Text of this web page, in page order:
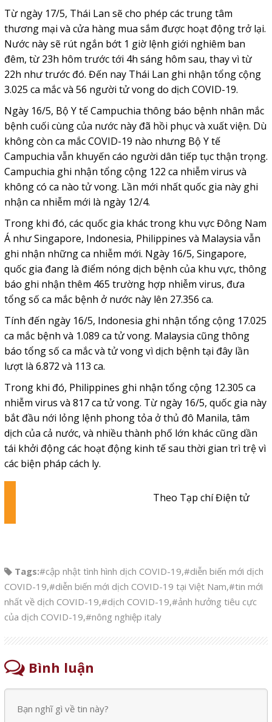
Từ ngày 17/5, Thái Lan sẽ cho phép các trung tâm
thương mại và cửa hàng mua sắm được hoạt động trở lại.
Nước này sẽ rút ngắn bớt 1 giờ lệnh giới nghiêm ban
đêm, từ 23h hôm trước tới 4h sáng hôm sau, thay vì từ
22h như trước đó. Đến nay Thái Lan ghi nhận tổng cộng
3.025 ca mắc và 56 người tử vong do dịch COVID-19.
Ngày 16/5, Bộ Y tế Campuchia thông báo bệnh nhân mắc
bệnh cuối cùng của nước này đã hồi phục và xuất viện. Dù
không còn ca mắc COVID-19 nào nhưng Bộ Y tế
Campuchia vẫn khuyến cáo người dân tiếp tục thận trọng.
Campuchia ghi nhận tổng cộng 122 ca nhiễm virus và
không có ca nào tử vong. Lần mới nhất quốc gia này ghi
nhận ca nhiễm mới là ngày 12/4.
Trong khi đó, các quốc gia khác trong khu vực Đông Nam
Á như Singapore, Indonesia, Philippines và Malaysia vẫn
ghi nhận những ca nhiễm mới. Ngày 16/5, Singapore,
quốc gia đang là điểm nóng dịch bệnh của khu vực, thông
báo ghi nhận thêm 465 trường hợp nhiễm virus, đưa
tổng số ca mắc bệnh ở nước này lên 27.356 ca.
Tính đến ngày 16/5, Indonesia ghi nhận tổng cộng 17.025
ca mắc bệnh và 1.089 ca tử vong. Malaysia cũng thông
báo tổng số ca mắc và tử vong vì dịch bệnh tại đây lần
lượt là 6.872 và 113 ca.
Trong khi đó, Philippines ghi nhận tổng cộng 12.305 ca
nhiễm virus và 817 ca tử vong. Từ ngày 16/5, quốc gia này
bắt đầu nới lỏng lệnh phong tỏa ở thủ đô Manila, tâm
dịch của cả nước, và nhiều thành phố lớn khác cũng dần
tái khởi động các hoạt động kinh tế sau thời gian trì trệ vì
các biện pháp cách ly.
Theo Tạp chí Điện tử
Tags:#cập nhật tình hình dịch COVID-19,#diễn biến mới dịch
COVID-19,#diễn biến mới dịch COVID-19 tại Việt Nam,#tin mới
nhất về dịch COVID-19,#dịch COVID-19,#ảnh hưởng tiêu cực
của dịch COVID-19,#nông nghiệp italy
Bình luận